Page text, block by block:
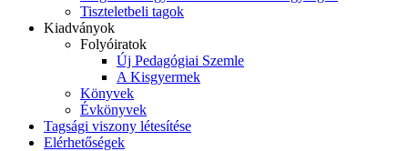
Tiszteletbeli tagok
Kiadványok
Folyóiratok
Új Pedagógiai Szemle
A Kisgyermek
Könyvek
Évkönyvek
Tagsági viszony létesítése
Elérhetőségek